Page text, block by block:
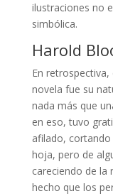
ilustraciones no
simbólica.
Harold
En
novela fue su
nada más que
en eso, tuvo
afilado,
hoja, pero de
careciendo de la
hecho que los